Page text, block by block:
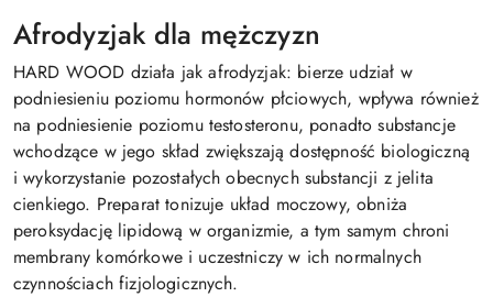
Afrodyzjak dla mężczyzn
HARD WOOD działa jak afrodyzjak: bierze udział w
podniesieniu poziomu hormonów płciowych, wpływa również
na podniesienie poziomu testosteronu, ponadto substancje
wchodzące w jego skład zwiększają dostępność biologiczną
i wykorzystanie pozostałych obecnych substancji z jelita
cienkiego. Preparat tonizuje układ moczowy, obniża
peroksydację lipidową w organizmie, a tym samym chroni
membrany komórkowe i uczestniczy w ich normalnych
czynnościach fizjologicznych.